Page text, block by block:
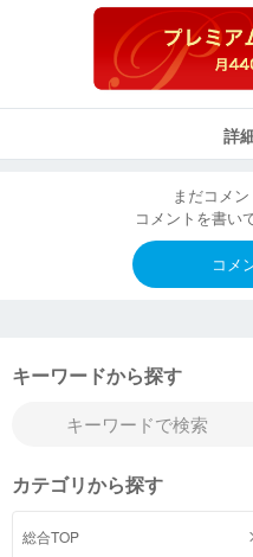
詳
まだコメ
コメントを書い
コメ
キーワードから探す
カテゴリから探す
総合TOP